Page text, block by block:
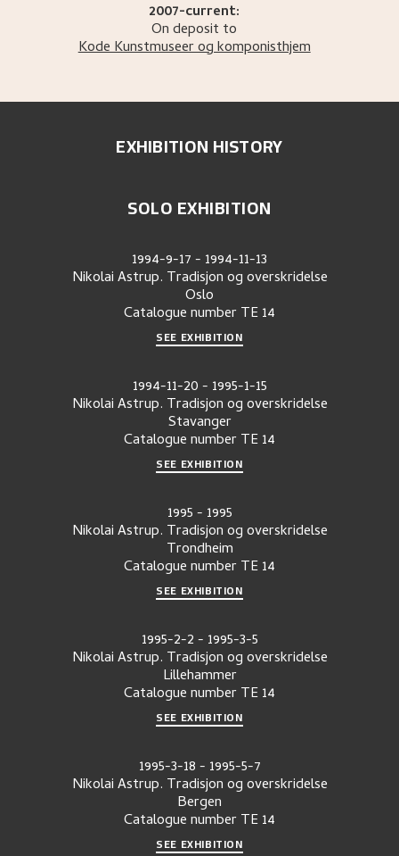
2007-current:
On deposit to
Kode Kunstmuseer og komponisthjem
EXHIBITION HISTORY
SOLO EXHIBITION
1994-9-17- 1994-11-13
Nikolai Astrup. Tradisjon og overskridelse
Oslo
Catalogue numberTE 14
SEE EXHIBITION
1994-11-20- 1995-1-15
Nikolai Astrup. Tradisjon og overskridelse
Stavanger
Catalogue numberTE 14
SEE EXHIBITION
1995- 1995
Nikolai Astrup. Tradisjon og overskridelse
Trondheim
Catalogue numberTE 14
SEE EXHIBITION
1995-2-2- 1995-3-5
Nikolai Astrup. Tradisjon og overskridelse
Lillehammer
Catalogue numberTE 14
SEE EXHIBITION
1995-3-18- 1995-5-7
Nikolai Astrup. Tradisjon og overskridelse
Bergen
Catalogue numberTE 14
SEE EXHIBITION